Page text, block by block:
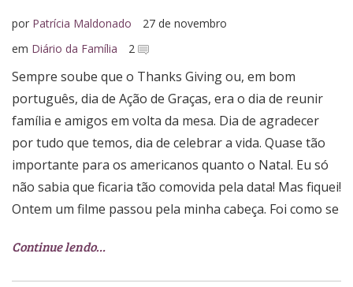
por Patrícia Maldonado
27 de novembro
em Diário da Família 2
Sempre soube que o Thanks Giving ou, em bom
português, dia de Ação de Graças, era o dia de reunir
família e amigos em volta da mesa. Dia de agradecer
por tudo que temos, dia de celebrar a vida. Quase tão
importante para os americanos quanto o Natal. Eu só
não sabia que ficaria tão comovida pela data! Mas fiquei!
Ontem um filme passou pela minha cabeça. Foi como se
Continue lendo…